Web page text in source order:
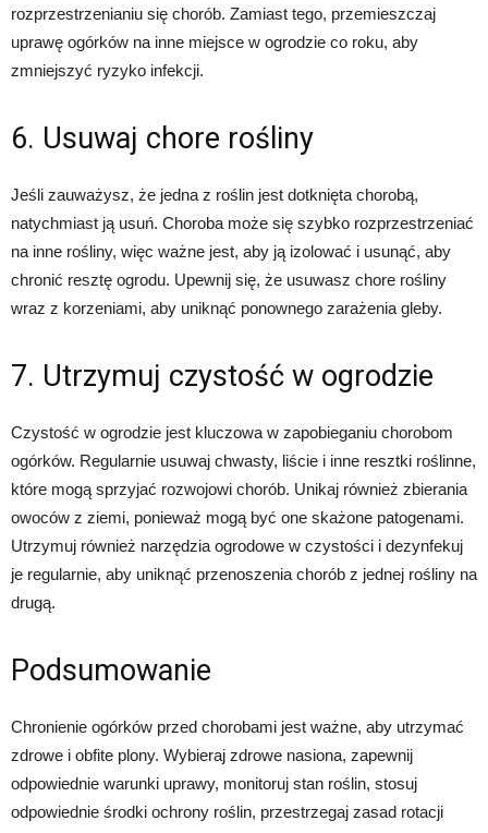
rozprzestrzenianiu się chorób. Zamiast tego, przemieszczaj
uprawę ogórków na inne miejsce w ogrodzie co roku, aby
zmniejszyć ryzyko infekcji.
6. Usuwaj chore rośliny
Jeśli zauważysz, że jedna z roślin jest dotknięta chorobą,
natychmiast ją usuń. Choroba może się szybko rozprzestrzeniać
na inne rośliny, więc ważne jest, aby ją izolować i usunąć, aby
chronić resztę ogrodu. Upewnij się, że usuwasz chore rośliny
wraz z korzeniami, aby uniknąć ponownego zarażenia gleby.
7. Utrzymuj czystość w ogrodzie
Czystość w ogrodzie jest kluczowa w zapobieganiu chorobom
ogórków. Regularnie usuwaj chwasty, liście i inne resztki roślinne,
które mogą sprzyjać rozwojowi chorób. Unikaj również zbierania
owoców z ziemi, ponieważ mogą być one skażone patogenami.
Utrzymuj również narzędzia ogrodowe w czystości i dezynfekuj
je regularnie, aby uniknąć przenoszenia chorób z jednej rośliny na
drugą.
Podsumowanie
Chronienie ogórków przed chorobami jest ważne, aby utrzymać
zdrowe i obfite plony. Wybieraj zdrowe nasiona, zapewnij
odpowiednie warunki uprawy, monitoruj stan roślin, stosuj
odpowiednie środki ochrony roślin, przestrzegaj zasad rotacji